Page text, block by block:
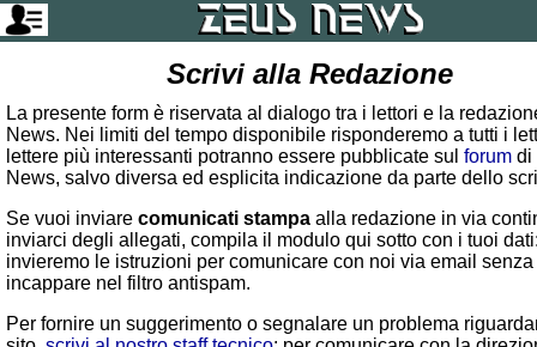
Scrivi alla Redazione
La presente form è riservata al dialogo tra i lettori e la
News. Nei limiti del tempo disponibile risponderemo a tutti i
lettere più interessanti potranno essere pubblicate sul forum di
News, salvo diversa ed esplicita indicazione da parte dello
Se vuoi inviare comunicati stampa alla redazione in via
inviarci degli allegati, compila il modulo qui sotto con i tuoi
invieremo le istruzioni per comunicare con noi via email senza
incappare nel filtro antispam.
Per fornire un suggerimento o segnalare un problema